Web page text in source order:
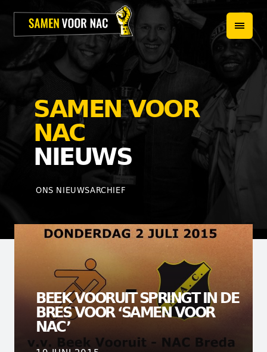
HOME
PROJECTEN
OVER ONS
HET TEAM
NIEUWS
SAMEN VOOR
NAC
NIEUWS
ONS NIEUWSARCHIEF
BEEK VOORUIT SPRINGT IN DE
BRES VOOR ‘SAMEN VOOR
NAC’